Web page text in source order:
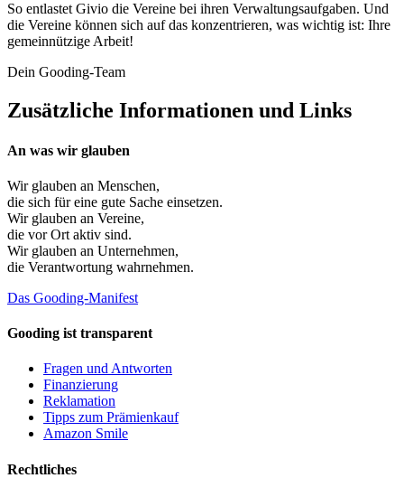
So entlastet Givio die Vereine bei ihren Verwaltungsaufgaben. Und
die Vereine können sich auf das konzentrieren, was wichtig ist: Ihre
gemeinnützige Arbeit!
Dein Gooding-Team
Zusätzliche Informationen und Links
An was wir glauben
Wir glauben an Menschen,
die sich für eine gute Sache einsetzen.
Wir glauben an Vereine,
die vor Ort aktiv sind.
Wir glauben an Unternehmen,
die Verantwortung wahrnehmen.
Das Gooding-Manifest
Gooding ist transparent
Fragen und Antworten
Finanzierung
Reklamation
Tipps zum Prämienkauf
Amazon Smile
Rechtliches